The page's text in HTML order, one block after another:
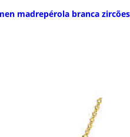
madrepérola branca zircões